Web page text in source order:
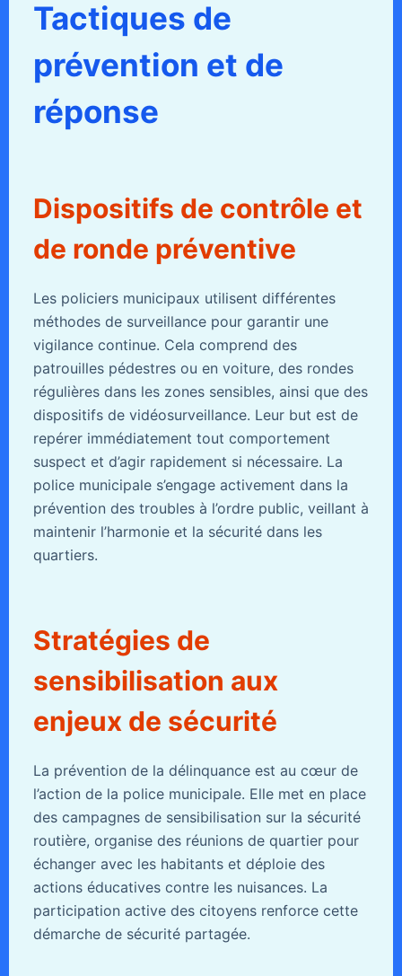
Tactiques de
prévention et de
réponse
Dispositifs de contrôle et
de ronde préventive
Les policiers municipaux utilisent différentes
méthodes de surveillance pour garantir une
vigilance continue. Cela comprend des
patrouilles pédestres ou en voiture, des rondes
régulières dans les zones sensibles, ainsi que des
dispositifs de vidéosurveillance. Leur but est de
repérer immédiatement tout comportement
suspect et d’agir rapidement si nécessaire. La
police municipale s’engage activement dans la
prévention des troubles à l’ordre public, veillant à
maintenir l’harmonie et la sécurité dans les
quartiers.
Stratégies de
sensibilisation aux
enjeux de sécurité
La prévention de la délinquance est au cœur de
l’action de la police municipale. Elle met en place
des campagnes de sensibilisation sur la sécurité
routière, organise des réunions de quartier pour
échanger avec les habitants et déploie des
actions éducatives contre les nuisances. La
participation active des citoyens renforce cette
démarche de sécurité partagée.